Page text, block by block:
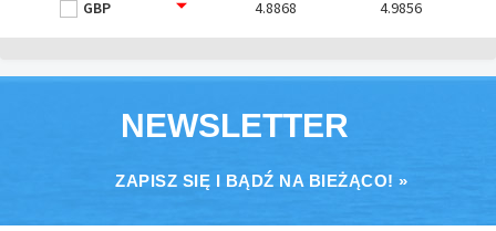
GBP
4.8868 4.9856
NEWSLETTER
ZAPISZ SIĘ I BĄDŹ NA BIEŻĄCO! »